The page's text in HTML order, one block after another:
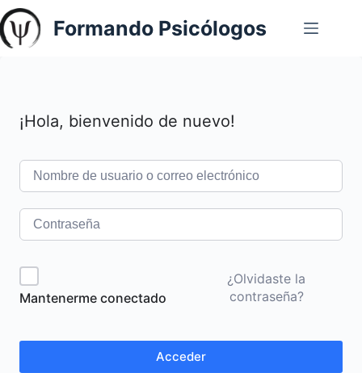
Saltar
al
contenido
Formando Psicólogos
¡Hola, bienvenido de nuevo!
Mantenerme conectado
¿Olvidaste la
contraseña?
Acceder